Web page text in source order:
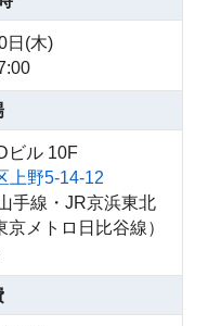
日(木)
ビル 10F
上野5-14-12
手線・JR京浜東北
メトロ日比谷線）